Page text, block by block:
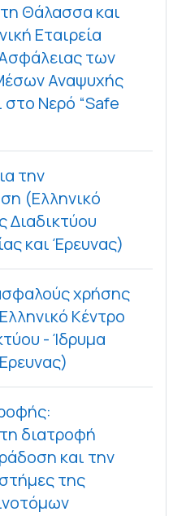
Θάλασσα και
Εταιρεία
των
Αναψυχής
Νερό “Safe
την
(Ελληνικό
Διαδικτύου
και Έρευνας)
χρήσης
Κέντρο
- Ίδρυμα
διατροφή
και την
της